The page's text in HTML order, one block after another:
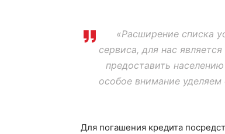
«Расширение списка
сервиса, для нас
предоставить
особое внимание
Для погашения кредита